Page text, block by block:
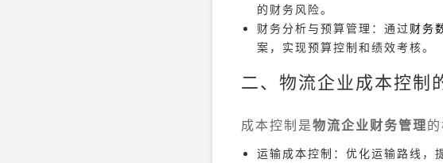
的财务风险。
财务分析与预算管理：通过 财务
案，实现预算控制和绩效考核。
二、物流企业成本控制
成本控制是物流企业财务管理
运输成本控制：优化运输路线，